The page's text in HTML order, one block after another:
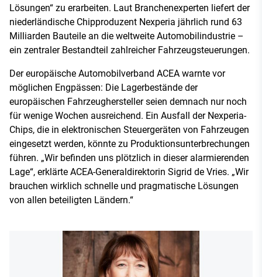
Lösungen“ zu erarbeiten. Laut Branchenexperten liefert der
niederländische Chipproduzent Nexperia jährlich rund 63
Milliarden Bauteile an die weltweite Automobilindustrie –
ein zentraler Bestandteil zahlreicher Fahrzeugsteuerungen.
Der europäische Automobilverband ACEA warnte vor
möglichen Engpässen: Die Lagerbestände der
europäischen Fahrzeughersteller seien demnach nur noch
für wenige Wochen ausreichend. Ein Ausfall der Nexperia-
Chips, die in elektronischen Steuergeräten von Fahrzeugen
eingesetzt werden, könnte zu Produktionsunterbrechungen
führen. „Wir befinden uns plötzlich in dieser alarmierenden
Lage“, erklärte ACEA-Generaldirektorin Sigrid de Vries. „Wir
brauchen wirklich schnelle und pragmatische Lösungen
von allen beteiligten Ländern.“